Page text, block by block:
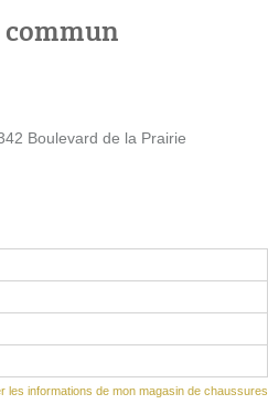
Boulevard de la Prairie
les informations de mon magasin de chaussures